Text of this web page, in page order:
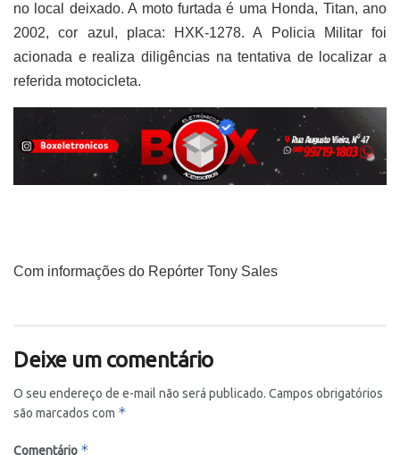
no local deixado. A moto furtada é uma Honda, Titan, ano
2002, cor azul, placa: HXK-1278. A Policia Militar foi
acionada e realiza diligências na tentativa de localizar a
referida motocicleta.
Com informações do Repórter Tony Sales
Deixe um comentário
O seu endereço de e-mail não será publicado. Campos obrigatórios
são marcados com *
Comentário *